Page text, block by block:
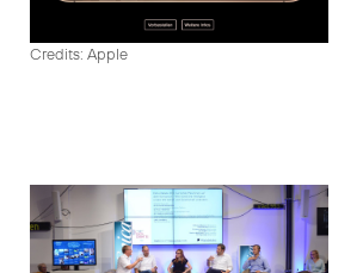
Credits: Apple